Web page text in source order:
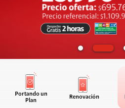
Portando un
Plan
Renovación